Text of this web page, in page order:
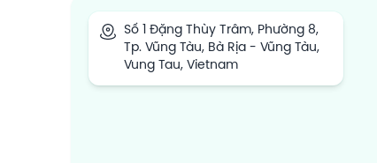
Số 1 Đặng Thùy Trâm, Phường 8,
Tp. Vũng Tàu, Bà Rịa - Vũng Tàu,
Vung Tau, Vietnam